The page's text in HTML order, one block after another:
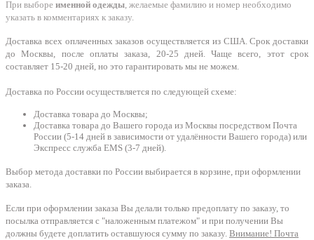
При выборе именной одежды, желаемые фамилию и номер необходимо
указать в комментариях к заказу.
Доставка всех оплаченных заказов осуществляется из США. Срок доставки
до Москвы, после оплаты заказа, 20-25 дней. Чаще всего, этот срок
составляет 15-20 дней, но это гарантировать мы не можем.
Доставка по России осуществляется по следующей схеме:
Доставка товара до Москвы;
Доставка товара до Вашего города из Москвы посредством Почта
России (5-14 дней в зависимости от удалённости Вашего города) или
Экспресс служба EMS (3-7 дней).
Выбор метода доставки по России выбирается в корзине, при оформлении
заказа.
Если при оформлении заказа Вы делали только предоплату по заказу, то
посылка отправляется с "наложенным платежом" и при получении Вы
должны будете доплатить оставшуюся сумму по заказу. Внимание! Почта